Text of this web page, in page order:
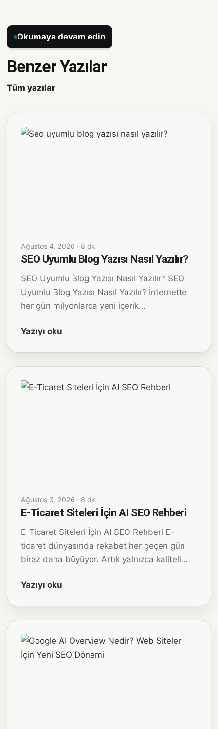
Okumaya devam edin
Benzer Yazılar
Tüm yazılar
Ağustos 4, 2026 · 8 dk
SEO Uyumlu Blog Yazısı Nasıl Yazılır?
SEO Uyumlu Blog Yazısı Nasıl Yazılır? SEO
Uyumlu Blog Yazısı Nasıl Yazılır? İnternette
her gün milyonlarca yeni içerik…
Yazıyı oku
Ağustos 3, 2026 · 8 dk
E-Ticaret Siteleri İçin AI SEO Rehberi
E-Ticaret Siteleri İçin AI SEO Rehberi E-
ticaret dünyasında rekabet her geçen gün
biraz daha büyüyor. Artık yalnızca kaliteli…
Yazıyı oku